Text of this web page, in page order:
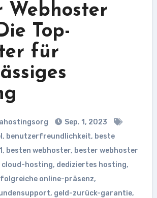
Webhoster
Top-
für
Sep. 1, 2023
, benutzerfreundlichkeit, beste
, besten webhoster, bester webhoster
cloud-hosting, dediziertes hosting,
online-präsenz,
, geld-zurück-garantie,